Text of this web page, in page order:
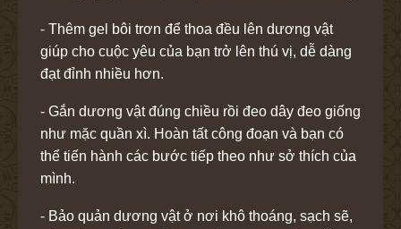
- Thêm gel bôi trơn để thoa đều lên dương vật
giúp cho cuộc yêu của bạn trở lên thú vị, dễ dàng
đạt đỉnh nhiều hơn.
- Gắn dương vật đúng chiều rồi đeo dây đeo giống
như mặc quần xì. Hoàn tất công đoạn và bạn có
thể tiến hành các bước tiếp theo như sở thích của
mình.
- Bảo quản dương vật ở nơi khô thoáng, sạch sẽ,